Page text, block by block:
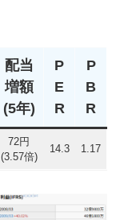
配当
増額
(5年)
P
E
R
P
B
R
72円
(3.57倍)
14.3 1.17